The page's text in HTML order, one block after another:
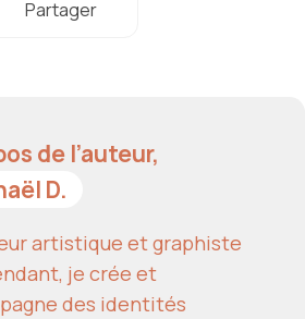
Partager
de l’auteur,
D.
artistique et graphiste
je crée et
des identités